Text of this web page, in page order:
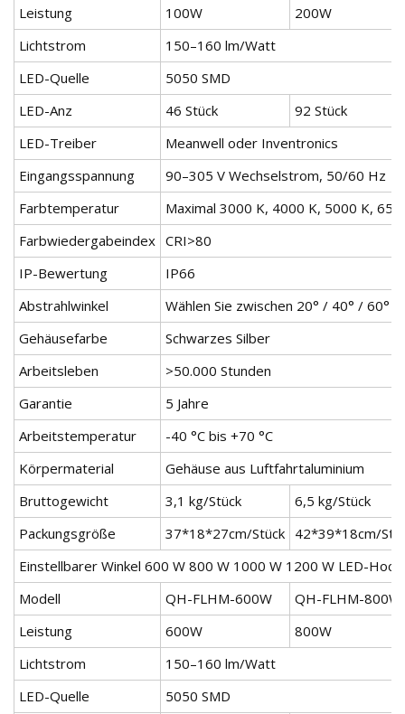
Leistung
100W
200W
Lichtstrom
150–160 lm/Watt
LED-Quelle
5050 SMD
LED-Anz
46 Stück
92 Stück
LED-Treiber
Meanwell oder Inventronics
Eingangsspannung
90–305 V Wechselstrom, 50/60 Hz
Farbtemperatur
Maximal 3000 K, 4000 K, 5000 K,
Farbwiedergabeindex CRI>80
IP-Bewertung
IP66
Abstrahlwinkel
Wählen Sie zwischen 20° / 40° / 60°
Gehäusefarbe
Schwarzes Silber
Arbeitsleben
>50.000 Stunden
Garantie
5 Jahre
Arbeitstemperatur
-40 °C bis +70 °C
Körpermaterial
Gehäuse aus Luftfahrtaluminium
Bruttogewicht
3,1 kg/Stück
6,5 kg/Stück
Packungsgröße
37*18*27cm/Stück 42*39*18cm/
Einstellbarer Winkel 600 W 800 W 1000 W 1200 W LED-
Modell
QH-FLHM-600W
QH-FLHM-800W
Leistung
600W
800W
Lichtstrom
150–160 lm/Watt
LED-Quelle
5050 SMD